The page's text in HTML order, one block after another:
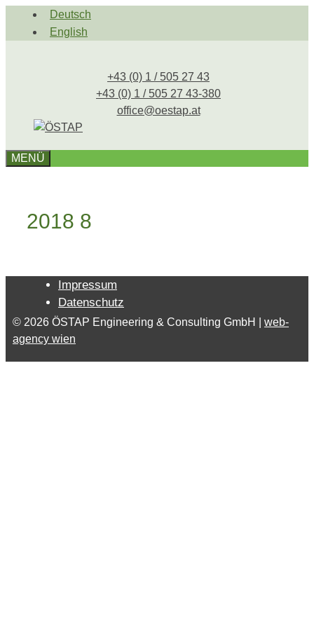
Deutsch
English
+43 (0) 1 / 505 27 43
+43 (0) 1 / 505 27 43-380
office@oestap.at
MENÜ
2018 8
Impressum
Datenschutz
© 2026 ÖSTAP Engineering & Consulting GmbH | web-
agency wien